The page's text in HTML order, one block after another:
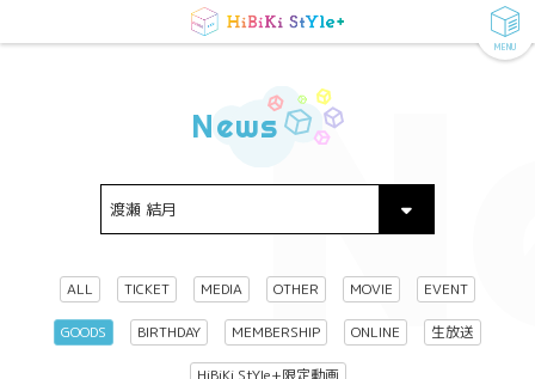
MENU
News
ALL TICKET MEDIA OTHER MOVIE EVENT
GOODS BIRTHDAY MEMBERSHIP ONLINE 生放送
HiBiKi StYle+限定動画